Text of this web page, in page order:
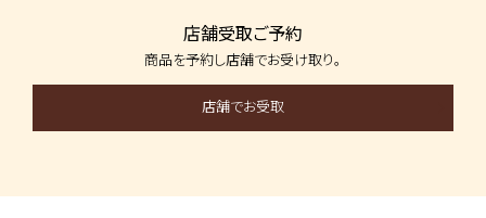
店舗受取ご予約
商品を予約し店舗でお受け取り。
店舗でお受取